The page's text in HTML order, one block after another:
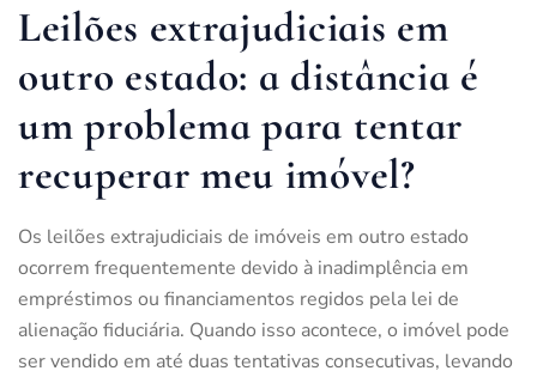
Leilões extrajudiciais em
outro estado: a distância é
um problema para tentar
recuperar meu imóvel?
Os leilões extrajudiciais de imóveis em outro estado
ocorrem frequentemente devido à inadimplência em
empréstimos ou financiamentos regidos pela lei de
alienação fiduciária. Quando isso acontece, o imóvel pode
ser vendido em até duas tentativas consecutivas, levando